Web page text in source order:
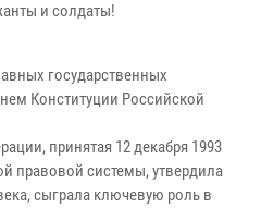
и солдаты!
государственных
Конституции Российской
принятая 12 декабря 1993
правовой системы, утвердила
сыграла ключевую роль в